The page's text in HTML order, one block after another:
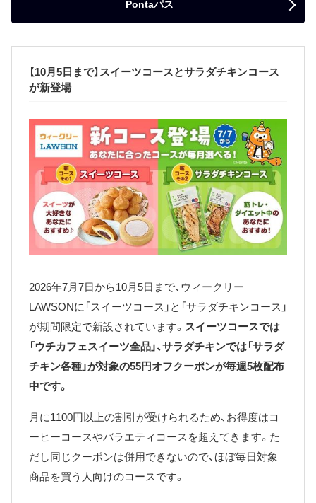
Pontaパス
【10月5日まで】スイーツコースとサラダチキンコース
が新登場
2026年7月7日から10月5日まで、ウィークリー
LAWSONに「スイーツコース」と「サラダチキンコース」
が期間限定で新設されています。 スイーツコースでは
「ウチカフェスイーツ全品」、サラダチキンでは「サラダ
チキン各種」が対象の55円オフクーポンが毎週5枚配布
中です。
月に1100円以上の割引が受けられるため、お得度はコ
ーヒーコースやバラエティコースを超えてきます。た
だし同じクーポンは併用できないので、ほぼ毎日対象
商品を買う人向けのコースです。